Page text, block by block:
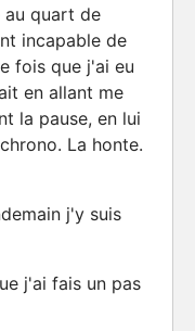
au quart de
incapable de
fois que j'ai eu
en allant me
la pause, en lui
La honte.
j'y suis
j'ai fais un pas